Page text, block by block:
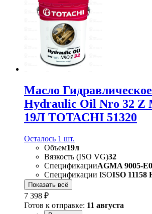
Масло
Hydraulic Oil Nro 32 Z
19Л TOTACHI 51320
Осталось 1 шт.
Объем19л
Вязкость (ISO VG)32
СпецификацииAGMA 9005-
Спецификации ISOISO 11158
Показать всё
7 398 ₽
Готов к отправке: 11 августа